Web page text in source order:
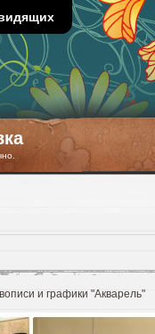
и графики "Акварель"